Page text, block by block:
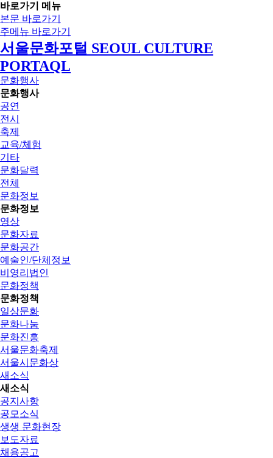
바로가기 메뉴
본문 바로가기
주메뉴 바로가기
서울문화포털 SEOUL CULTURE
PORTAQL
문화행사
문화행사
공연
전시
축제
교육/체험
기타
문화달력
전체
문화정보
문화정보
영상
문화자료
문화공간
예술인/단체정보
비영리법인
문화정책
문화정책
일상문화
문화나눔
문화진흥
서울문화축제
서울시문화상
새소식
새소식
공지사항
공모소식
생생 문화현장
보도자료
채용공고